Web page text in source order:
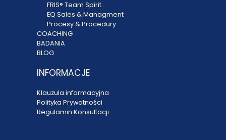
FRIS® Team Spirit
EQ Sales & Managment
Procesy & Procedury
COACHING
BADANIA
BLOG
INFORMACJE
Klauzula informacyjna
Polityka Prywatności
Regulamin Konsultacji